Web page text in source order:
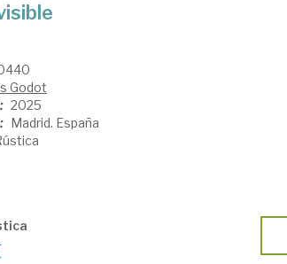
Godot
2025
Madrid. España